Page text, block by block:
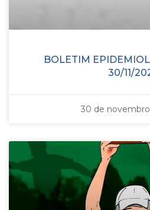
BOLETIM
30/11/
30 de novembro